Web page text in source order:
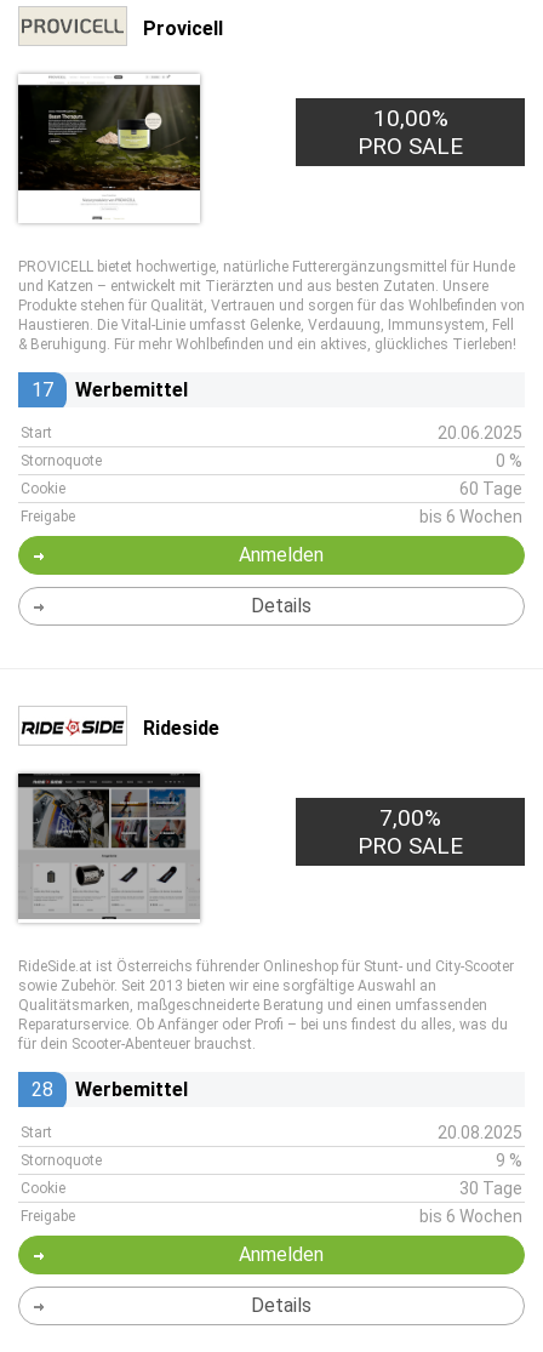
Provicell
10,00%
PRO SALE
PROVICELL bietet hochwertige, natürliche Futterergänzungsmittel für Hunde
und Katzen – entwickelt mit Tierärzten und aus besten Zutaten. Unsere
Produkte stehen für Qualität, Vertrauen und sorgen für das Wohlbefinden von
Haustieren. Die Vital-Linie umfasst Gelenke, Verdauung, Immunsystem, Fell
& Beruhigung. Für mehr Wohlbefinden und ein aktives, glückliches Tierleben!
17 Werbemittel
Start 20.06.2025
Stornoquote 0 %
Cookie 60 Tage
Freigabe bis 6 Wochen
Anmelden
Details
Rideside
7,00%
PRO SALE
RideSide.at ist Österreichs führender Onlineshop für Stunt- und City-Scooter
sowie Zubehör. Seit 2013 bieten wir eine sorgfältige Auswahl an
Qualitätsmarken, maßgeschneiderte Beratung und einen umfassenden
Reparaturservice. Ob Anfänger oder Profi – bei uns findest du alles, was du
für dein Scooter-Abenteuer brauchst.
28 Werbemittel
Start 20.08.2025
Stornoquote 9 %
Cookie 30 Tage
Freigabe bis 6 Wochen
Anmelden
Details